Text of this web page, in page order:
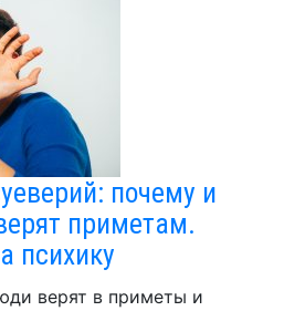
почему и
приметам.
психику
верят в приметы и